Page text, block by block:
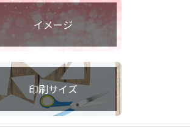
イメージ
印刷サイズ